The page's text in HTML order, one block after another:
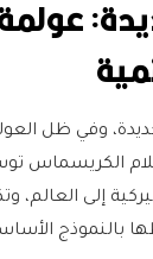
وفي ظل
الكريسماس
إلى العالم،
بالنموذج